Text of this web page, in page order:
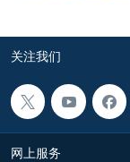
关注我们
网上服务